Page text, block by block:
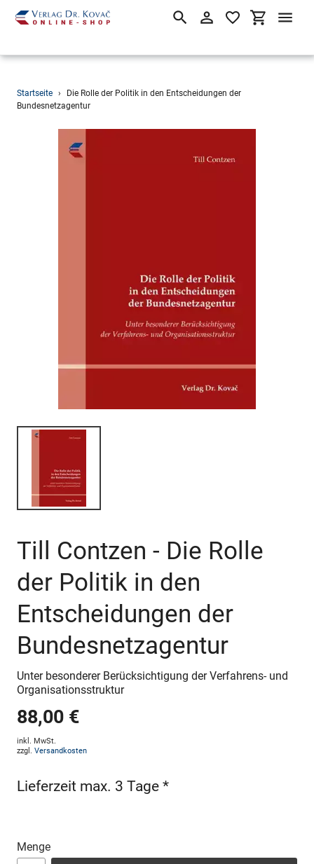
Direkt
zum
SuchenEinloggen
Startseite ›
Die Rolle der Politik in den Entscheidungen der
Bundesnetzagentur
Till Contzen - Die Rolle
der Politik in den
Entscheidungen der
Bundesnetzagentur
Unter besonderer Berücksichtigung der Verfahrens- und
Organisationsstruktur
88,00 €
inkl. MwSt.
zzgl. Versandkosten
Lieferzeit max. 3 Tage *
Menge